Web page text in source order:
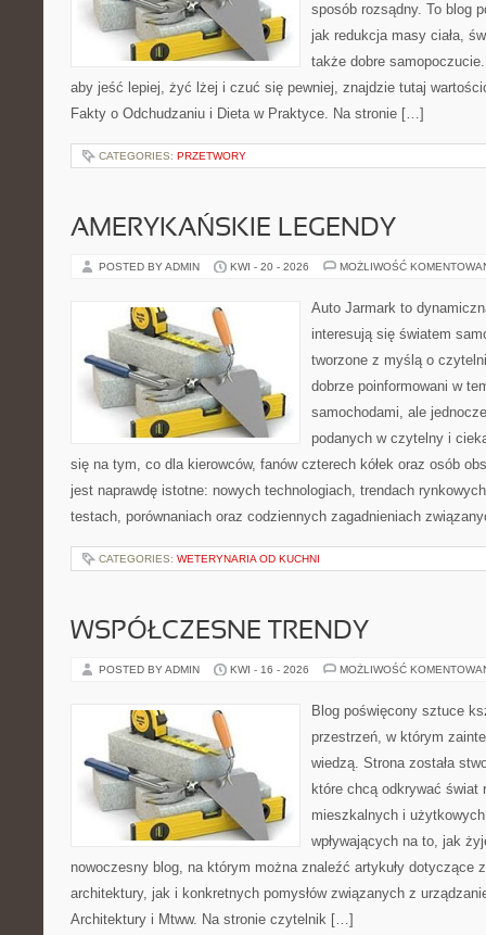
sposób rozsądny. To blog
jak redukcja masy ciała,
także dobre
aby jeść lepiej, żyć lżej i czuć się pewniej, znajdzie tutaj
Fakty o Odchudzaniu i Dieta w Praktyce. Na stronie […]
CATEGORIES: PRZETWORY
AMERYKAŃSKIE LEGENDY
POSTED BY ADMIN KWI - 20 - 2026 MOŻLIWOŚĆ
Auto Jarmark to
interesują się światem
tworzone z myślą o
dobrze poinformowani w
samochodami, ale
podanych w czytelny i
się na tym, co dla kierowców, fanów czterech kółek oraz osób
jest naprawdę istotne: nowych technologiach, trendach
testach, porównaniach oraz codziennych zagadnieniach
CATEGORIES: WETERYNARIA OD KUCHNI
WSPÓŁCZESNE TRENDY
POSTED BY ADMIN KWI - 16 - 2026 MOŻLIWOŚĆ
Blog poświęcony sztuce
przestrzeń, w którym
wiedzą. Strona została
które chcą odkrywać świat
mieszkalnych i
wpływających na to, jak
nowoczesny blog, na którym można znaleźć artykuły dotyczące
architektury, jak i konkretnych pomysłów związanych z
Architektury i Mtww. Na stronie czytelnik […]